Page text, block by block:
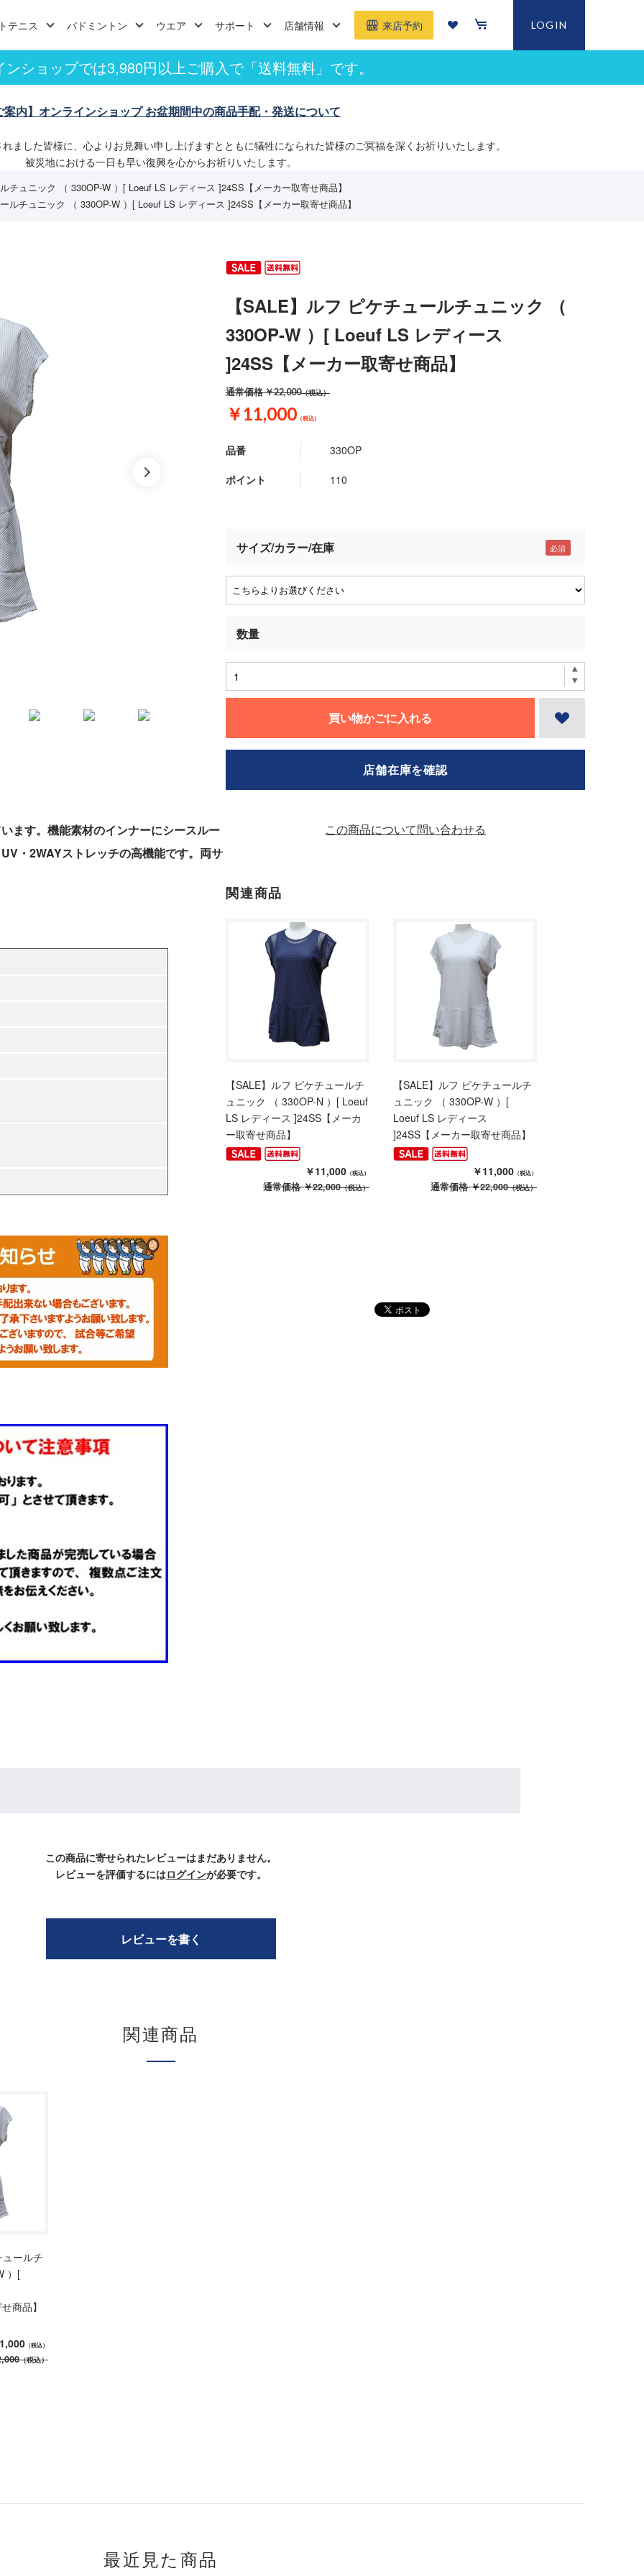
テニス バドミントン ウエア サポート 店舗情報 来店予約 LOGIN
ンショップでは3,980円以上ご購入で「送料無料」です。
案内】オンラインショップ お盆期間中の商品手配・発送について
ました皆様に、心よりお見舞い申し上げますとともに犠牲になられた皆様のご冥福を深くお祈りいたします。
被災地における一日も早い復興を心からお祈りいたします。
チュニック （ 330OP-W ）[ Loeuf LS レディース ]24SS【メーカー取寄せ商品】
ルチュニック （ 330OP-W ）[ Loeuf LS レディース ]24SS【メーカー取寄せ商品】
ます。機能素材のインナーにシースルー
・2WAYストレッチの高機能です。両サ
【SALE】ルフ ピケチュールチュニック （
330OP-W ）[ Loeuf LS レディース
]24SS【メーカー取寄せ商品】
￥11,000 （税込）
通常価格￥22,000（税込）
品番 330OP
ポイント 110
サイズ/カラー/在庫
買い物かごに入れる
関連商品
【SALE】ルフ ピケチュールチ
ュニック （ 330OP-N ）[ Loeuf
LS レディース ]24SS【メーカ
ー取寄せ商品】
￥11,000 （税込）
通常価格￥22,000（税込）
【SALE】ルフ ピケチュールチ
ュニック （ 330OP-W ）[
Loeuf LS レディース
]24SS【メーカー取寄せ商品】
￥11,000 （税込）
通常価格￥22,000（税込）
この商品について問い合わせる
店舗在庫を確認
この商品に寄せられたレビューはまだありません。
レビューを評価するにはログインが必要です。
レビューを書く
関連商品
ールチ
）[
商品】
（税込）
（税込）
最近見た商品